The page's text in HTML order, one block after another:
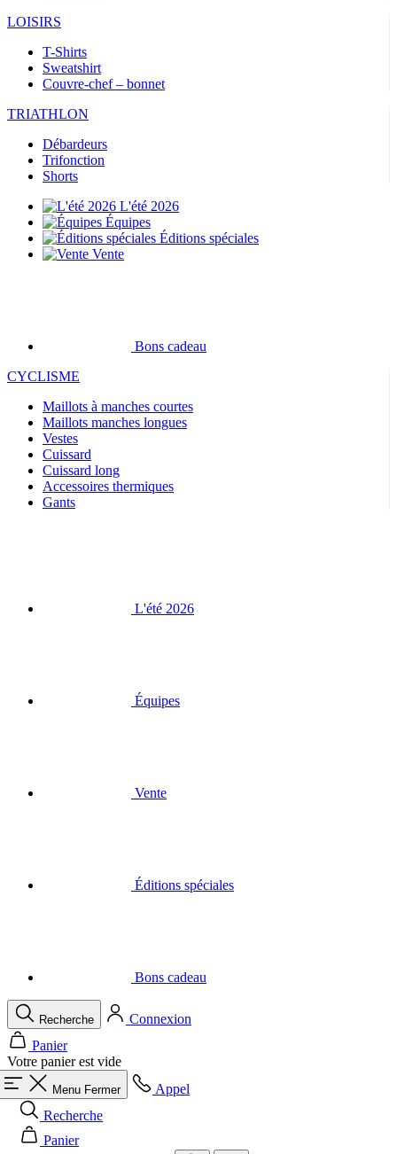
LOISIRS
T-Shirts
Sweatshirt
Couvre-chef – bonnet
TRIATHLON
Débardeurs
Trifonction
Shorts
L'été 2026
Équipes
Éditions spéciales
Vente
Maillots manches longues
Cuissard
Accessoires thermiques
Gants
Votre panier est vide
Menu Fermer
Appel
Recherche
Panier